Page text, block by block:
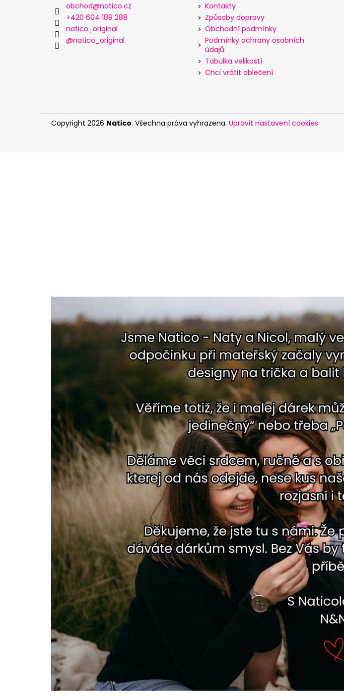
obchod@natico.cz
+420 604 189 288
natico_original
@natico_original
Kontakty
Způsoby dopravy
Obchodní podmínky
Podmínky ochrany osobních
údajů
Tabulka velikostí
Chci vrátit oblečení
Copyright 2026 Natico. Všechna práva vyhrazena. Upravit nastavení cookies